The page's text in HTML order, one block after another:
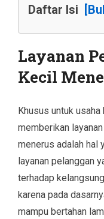
Daftar Isi
Layanan
Kecil
Khusus untuk
memberikan
menerus adalah hal
layanan pelanggan
terhadap
karena pada
mampu bertahan